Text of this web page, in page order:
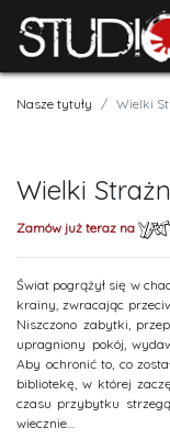
Nasze tytuły Wielki
Wielki
Zamów już teraz na
Świat pogrążył się w
krainy, zwracając
Niszczono zabytki,
upragniony pokój,
Aby ochronić to, co
bibliotekę, w której
czasu przybytku
wiecznie...